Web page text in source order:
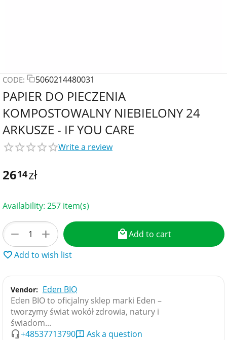
CODE: 5060214480031
PAPIER DO PIECZENIA
KOMPOSTOWALNY NIEBIELONY 24
ARKUSZE - IF YOU CARE
Write a review
2614zł
Availability: 257 item(s)
+
−
Add to cart
Add to wish list
Vendor: Eden BIO
Eden BIO to oficjalny sklep marki Eden –
tworzymy świat wokół zdrowia, natury i
świadom...
+48537713790
Ask a question